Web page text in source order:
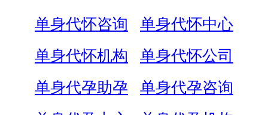
单身代怀咨询
单身代怀中心
单身代怀机构
单身代怀公司
单身代孕助孕
单身代孕咨询